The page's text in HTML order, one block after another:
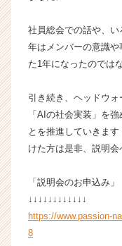
h
e
r
e
社員総会での話や、
年はメンバーの意識
た1年になったのでは
引き続き、ヘッドウ
「AIの社会実装」を
とを推進していきま
けた方は是非、説明会
「説明会のお申込み」
↓↓↓↓↓↓↓↓↓↓↓↓
https://www.passion-
8